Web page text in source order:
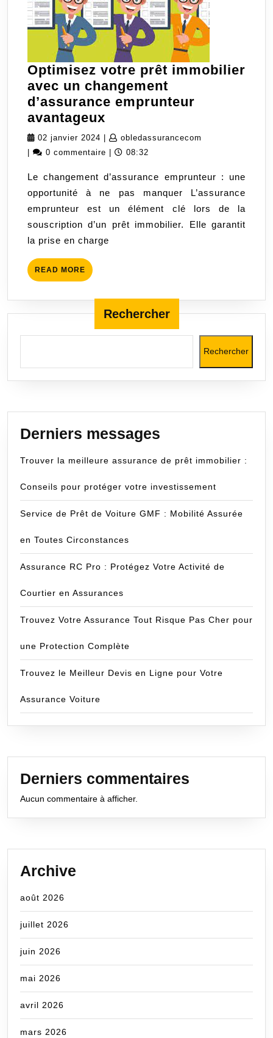
Optimisez votre prêt immobilier
avec un changement
d’assurance emprunteur
avantageux
votre
prêt
avec
un
changement
d’assurance
emprunteur
02 janvier 2024 02
janvier
| obledassurancecom
|
0 commentaire | 08:32
Le changement d’assurance emprunteur : une
opportunité à ne pas manquer L’assurance
emprunteur est un élément clé lors de la
souscription d’un prêt immobilier. Elle garantit
la prise en charge
READ MORE READ
MORE
Rechercher
Rechercher
Derniers messages
Trouver la meilleure assurance de prêt immobilier :
Conseils pour protéger votre investissement
Service de Prêt de Voiture GMF : Mobilité Assurée
en Toutes Circonstances
Assurance RC Pro : Protégez Votre Activité de
Courtier en Assurances
Trouvez Votre Assurance Tout Risque Pas Cher pour
une Protection Complète
Trouvez le Meilleur Devis en Ligne pour Votre
Assurance Voiture
Derniers commentaires
Aucun commentaire à afficher.
Archive
août 2026
juillet 2026
juin 2026
mai 2026
avril 2026
mars 2026